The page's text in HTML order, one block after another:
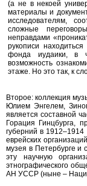
(а не в некоей
материалы и
исследователям,
сложные
неправдами
рукописи
фонда иудаики, в
возможность
этаже. Но это так, к
Второе: коллекция
Юлием Энгелем,
является составной
Горация Гинцбурга,
губерний в
еврейских
музея в Петербурге и
эту научную
этнографического
АН УССР (ныне –